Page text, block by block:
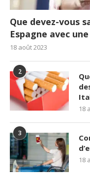
Que devez-vous
Espagne avec
18 août 2023
2
18
3
18